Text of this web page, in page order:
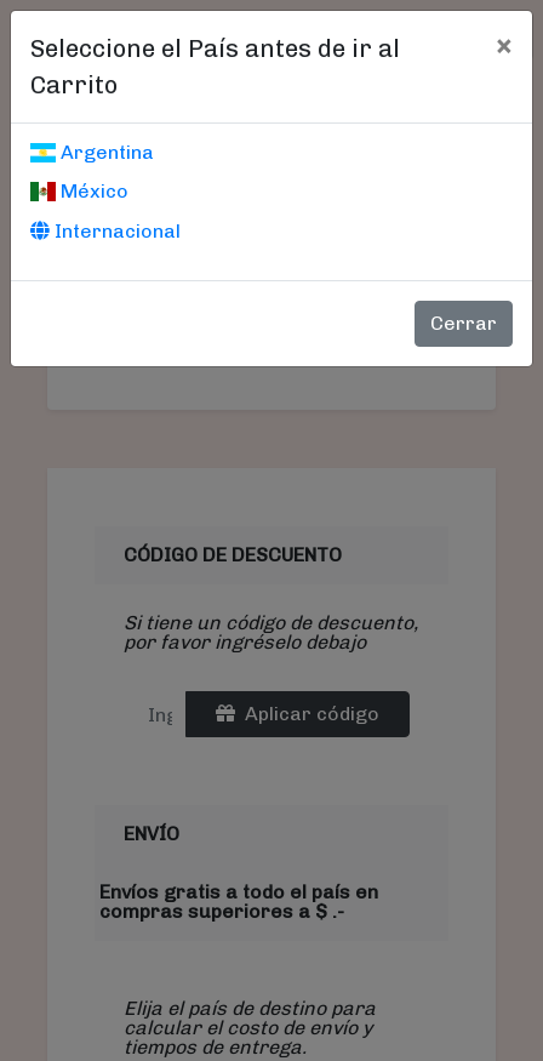
Seleccione el País antes de ir al
Carrito
×
Argentina
México
Internacional
Cerrar
Carrito De Compras
Aún no seleccionó libros.
CANTIDAD
CÓDIGO DE DESCUENTO
Si tiene un código de descuento,
por favor ingréselo debajo
Aplicar código
ENVÍO
Envíos gratis a todo el país en
compras superiores a $ .-
Elija el país de destino para
calcular el costo de envío y
tiempos de entrega.